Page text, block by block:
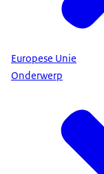
Europese Unie
Onderwerp